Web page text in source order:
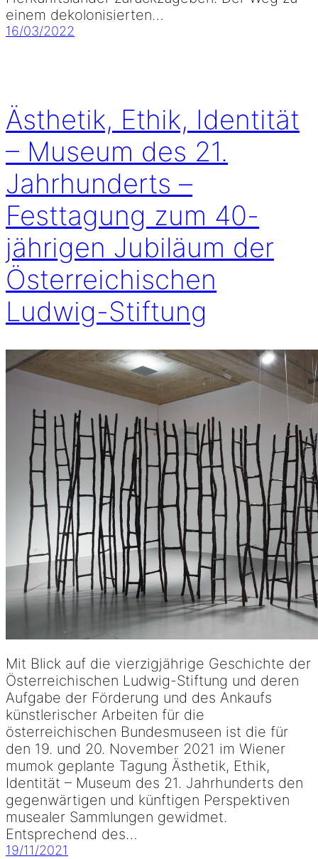
einem dekolonisierten…
16/03/2022
Ästhetik, Ethik, Identität
– Museum des 21.
Jahrhunderts –
Festtagung zum 40-
jährigen Jubiläum der
Österreichischen
Ludwig-Stiftung
Mit Blick auf die vierzigjährige Geschichte der
Österreichischen Ludwig-Stiftung und deren
Aufgabe der Förderung und des Ankaufs
künstlerischer Arbeiten für die
österreichischen Bundesmuseen ist die für
den 19. und 20. November 2021 im Wiener
mumok geplante Tagung Ästhetik, Ethik,
Identität – Museum des 21. Jahrhunderts den
gegenwärtigen und künftigen Perspektiven
musealer Sammlungen gewidmet.
Entsprechend des…
19/11/2021